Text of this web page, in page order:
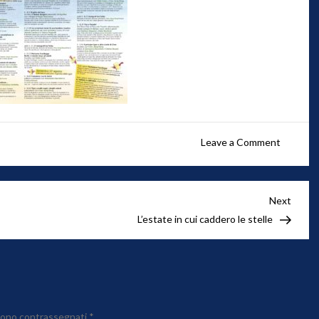
Leave a Comment
Post
Next
L’estate in cui caddero le stelle
contrassegnati *